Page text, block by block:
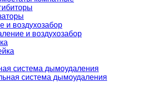
и воздухозабор
и воздухозабор
система дымоудаления
система дымоудаления